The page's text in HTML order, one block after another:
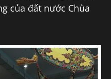
của đất nước Chùa